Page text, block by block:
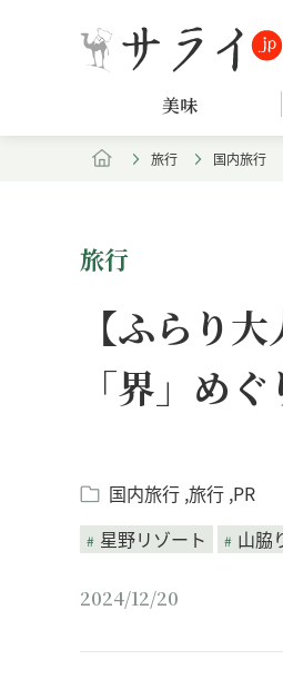
美味
旅行 国内旅行
旅行
【ふらり
「界」め
国内旅行 旅行 PR
星野リゾート
山脇
2024/12/20